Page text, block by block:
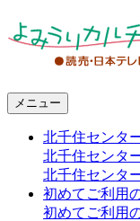
メニュー
北千住センタ
北千住センタ
北千住センタ
初めてご利用
初めてご利用